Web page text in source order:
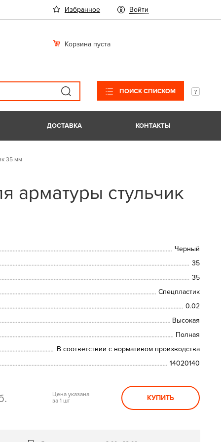
Избранное Войти
Корзина пуста
ПОИСК СПИСКОМ
ДОСТАВКА КОНТАКТЫ
35 мм
арматуры стульчик
Черный
35
35
Спецпластик
0.02
Высокая
Полная
В соответствии с нормативом производства
14020140
Цена указана
за 1 шт
КУПИТЬ